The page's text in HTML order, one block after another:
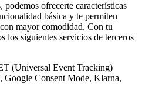
podemos ofrecerte características
básica y te permiten
mayor comodidad. Con tu
los siguientes servicios de terceros
(Universal Event Tracking)
Google Consent Mode, Klarna,